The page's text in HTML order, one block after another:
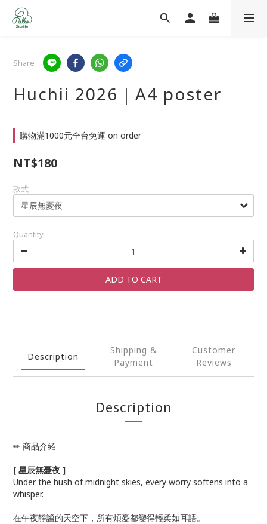
Share
Huchii 2026｜A4 poster
購物滿1000元全台免運 on order
NT$180
款式
Quantity
ADD TO CART
Description
Shipping &
Payment
Customer
Reviews
Description
✏ 商品介紹
[ 星辰無憂夜 ]
Under the hush of midnight skies, every worry softens into a
whisper.
在午夜靜謐的天空下，所有煩憂都變得輕柔如耳語。